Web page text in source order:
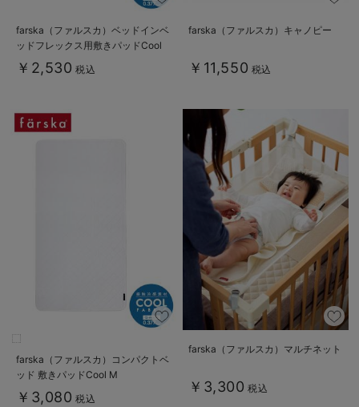
farska（ファルスカ）ベッドインベ
ッドフレックス用敷きパッドCool
￥2,530 税込
farska（ファルスカ）キャノピー
￥11,550 税込
farska（ファルスカ）コンパクトベ
ッド 敷きパッドCool M
￥3,080 税込
farska（ファルスカ）マルチネット
￥3,300 税込